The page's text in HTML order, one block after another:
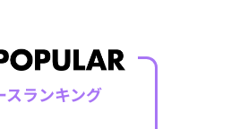
スランキング